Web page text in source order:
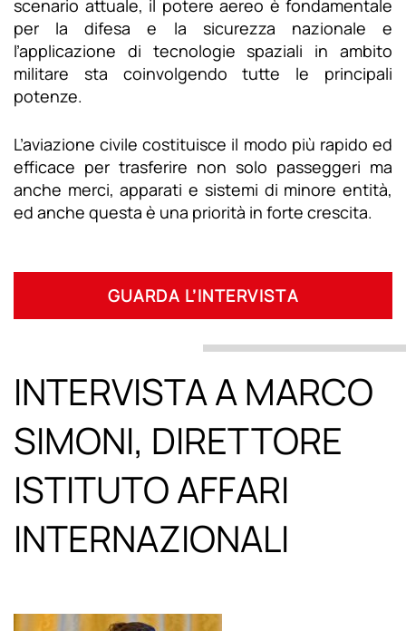
scenario attuale, il potere aereo è fondamentale
per la difesa e la sicurezza nazionale e
l’applicazione di tecnologie spaziali in ambito
militare sta coinvolgendo tutte le principali
potenze.
L’aviazione civile costituisce il modo più rapido ed
efficace per trasferire non solo passeggeri ma
anche merci, apparati e sistemi di minore entità,
ed anche questa è una priorità in forte crescita.
GUARDA L’INTERVISTA
INTERVISTA A MARCO
SIMONI, DIRETTORE
ISTITUTO AFFARI
INTERNAZIONALI